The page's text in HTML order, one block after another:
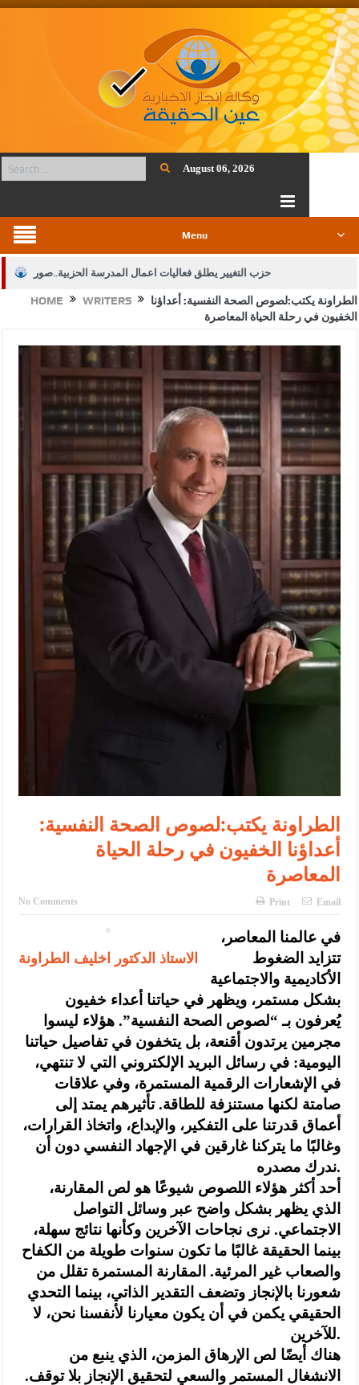
August 06, 2026
Menu
حزب التغيير يطلق فعاليات اعمال المدرسة الحزبية..صور
الجيش يفتح باب التجنيد لحملة البكالوريوس في الحقوق والقانون
الإسلامية والمسيحية
الأمن يتلف 16 مليون حبة كبتاجون و1480 كغم مواد مخدرة
النواب يقر مشروع تعديل قانون الملكية العقارية
القاضي يلتقي رؤساء تحرير الصحف اليومية ويؤكد حرص مجلس النواب
على شراكة فاعلة مع الإعلام
دعوة المكلفين بخدمة العلم (الدفعة الثالثة) إلى مراجعة منصة خدمة
العلم
الملك يلتقي مجموعة من رفاق السلاح
الملك يتلقى اتصالا هاتفيا من العاهل البحريني
القاضي محمود أحمد فريحات.. مبارك ومزيدا من التوفيق
HOME WRITERS
الطراونة يكتب:لصوص الصحة النفسية: أعداؤنا
الخفيون في رحلة الحياة المعاصرة
الطراونة يكتب:لصوص الصحة النفسية:
أعداؤنا الخفيون في رحلة الحياة
المعاصرة
No Comments Print Email
الاستاذ الدكتور اخليف الطراونة
في عالمنا المعاصر،
تتزايد الضغوط
الأكاديمية والاجتماعية
بشكل مستمر، ويظهر في حياتنا أعداء خفيون
يُعرفون بـ “لصوص الصحة النفسية”. هؤلاء ليسوا
مجرمين يرتدون أقنعة، بل يتخفون في تفاصيل حياتنا
اليومية: في رسائل البريد الإلكتروني التي لا تنتهي،
في الإشعارات الرقمية المستمرة، وفي علاقات
صامتة لكنها مستنزفة للطاقة. تأثيرهم يمتد إلى
أعماق قدرتنا على التفكير، والإبداع، واتخاذ القرارات،
وغالبًا ما يتركنا غارقين في الإجهاد النفسي دون أن
ندرك مصدره.
أحد أكثر هؤلاء اللصوص شيوعًا هو لص المقارنة،
الذي يظهر بشكل واضح عبر وسائل التواصل
الاجتماعي. نرى نجاحات الآخرين وكأنها نتائج سهلة،
بينما الحقيقة غالبًا ما تكون سنوات طويلة من الكفاح
والصعاب غير المرئية. المقارنة المستمرة تقلل من
شعورنا بالإنجاز وتضعف التقدير الذاتي، بينما التحدي
الحقيقي يكمن في أن يكون معيارنا لأنفسنا نحن، لا
للآخرين.
هناك أيضًا لص الإرهاق المزمن، الذي ينبع من
الانشغال المستمر والسعي لتحقيق الإنجاز بلا توقف.